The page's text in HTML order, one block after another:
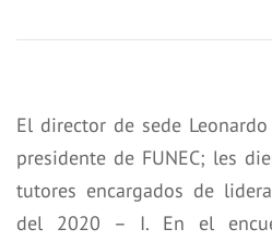
El director de sede
presidente de FUNEC; les
tutores encargados de
del 2020 – I. En el